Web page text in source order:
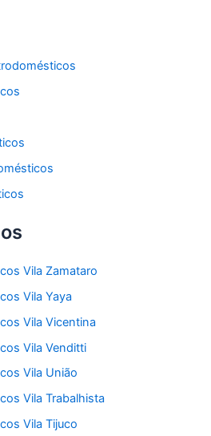
Vila Zamataro
Vila Yaya
Vila Vicentina
Vila Venditti
Vila União
Vila Trabalhista
Vila Tijuco